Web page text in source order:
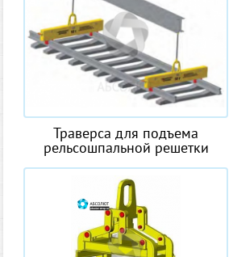
Траверса для подъема
рельсошпальной решетки